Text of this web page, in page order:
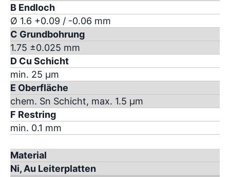
B Endloch
Ø 1.6 +0.09 / -0.06 mm
C Grundbohrung
1.75 ±0.025 mm
D Cu Schicht
min. 25 µm
E Oberfläche
chem. Sn Schicht, max. 1.5 µm
F Restring
min. 0.1 mm
Material
Ni, Au Leiterplatten